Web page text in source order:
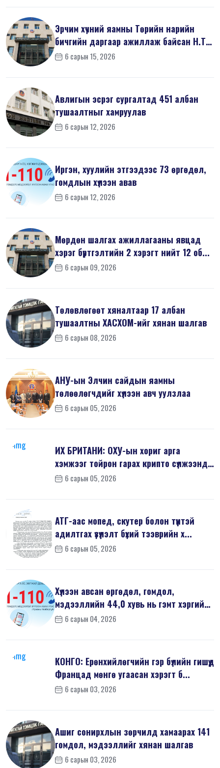
Эрчим хүчний яамны Төрийн нарийн
бичгийн даргаар ажиллаж байсан Н.Т
на...6 сарын 15, 2026
Авлигын эсрэг сургалтад 451 албан
тушаалтныг хамруулав
6 сарын 12, 2026
Иргэн, хуулийн этгээдээс 73 өргөдөл,
гомдлын хүлээн авав
6 сарын 12, 2026
Мөрдөн шалгах ажиллагааны явцад
хэрэг бүртгэлтийн 2 хэрэгт нийт 12 об...
6 сарын 09, 2026
Төлөвлөгөөт хяналтаар 17 албан
тушаалтны ХАСХОМ-ийг хянан шалгав
6 сарын 08, 2026
АНУ-ын Элчин сайдын яамны
төлөөлөгчдийг хүлээн авч уулзлаа
6 сарын 05, 2026
ИХ БРИТАНИ: ОХУ-ын хориг арга
хэмжээг тойрон гарах крипто сүлжээнд
хор...6 сарын 05, 2026
АТГ-аас мопед, скутер болон түүнтэй
адилтгах үзүүлэлт бүхий тээврийн х...
6 сарын 05, 2026
Хүлээн авсан өргөдөл, гомдол,
мэдээллийн 44,0 хувь нь гэмт хэргийн
шин...
6 сарын 04, 2026
КОНГО: Ерөнхийлөгчийн гэр бүлийн гишүүд
Францад мөнгө угаасан хэрэгт б...
6 сарын 03, 2026
Ашиг сонирхлын зөрчилд хамаарах 141
гомдол, мэдээллийг хянан шалгав
6 сарын 03, 2026